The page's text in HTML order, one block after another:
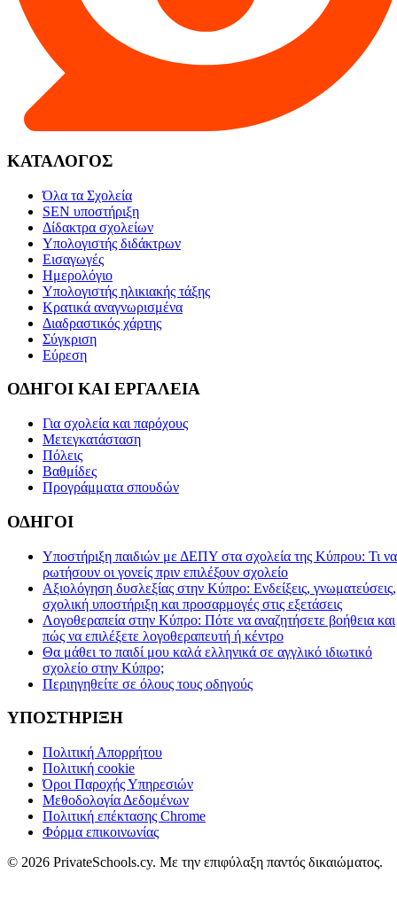
ΚΑΤΑΛΟΓΟΣ
Όλα τα Σχολεία
SEN υποστήριξη
Δίδακτρα σχολείων
Υπολογιστής διδάκτρων
Εισαγωγές
Ημερολόγιο
Υπολογιστής ηλικιακής τάξης
Κρατικά αναγνωρισμένα
Διαδραστικός χάρτης
Σύγκριση
Εύρεση
ΟΔΗΓΟΙ ΚΑΙ ΕΡΓΑΛΕΙΑ
Για σχολεία και παρόχους
Μετεγκατάσταση
Πόλεις
Βαθμίδες
Προγράμματα σπουδών
ΟΔΗΓΟΙ
Υποστήριξη παιδιών με ΔΕΠΥ στα σχολεία της Κύπρου: Τι να
ρωτήσουν οι γονείς πριν επιλέξουν σχολείο
Αξιολόγηση δυσλεξίας στην Κύπρο: Ενδείξεις, γνωματεύσεις,
σχολική υποστήριξη και προσαρμογές στις εξετάσεις
Λογοθεραπεία στην Κύπρο: Πότε να αναζητήσετε βοήθεια και
πώς να επιλέξετε λογοθεραπευτή ή κέντρο
Θα μάθει το παιδί μου καλά ελληνικά σε αγγλικό ιδιωτικό
σχολείο στην Κύπρο;
Περιηγηθείτε σε όλους τους οδηγούς
ΥΠΟΣΤΗΡΙΞΗ
Πολιτική Απορρήτου
Πολιτική cookie
Όροι Παροχής Υπηρεσιών
Μεθοδολογία Δεδομένων
Πολιτική επέκτασης Chrome
Φόρμα επικοινωνίας
© 2026 PrivateSchools.cy. Με την επιφύλαξη παντός δικαιώματος.